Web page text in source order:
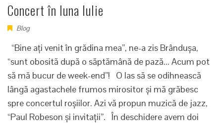
Concert în luna Iulie
Blog
“Bine ați venit în grădina mea”, ne-a zis Brândușa,
“sunt obosită după o săptămână de pază... Acum pot
să mă bucur de week-end”! O las să se odihnească
lângă agastachele frumos mirositor și mă grăbesc
spre concertul roșiilor. Azi vă propun muzică de jazz,
“Paul Robeson și invitații”. În deschidere avem doi